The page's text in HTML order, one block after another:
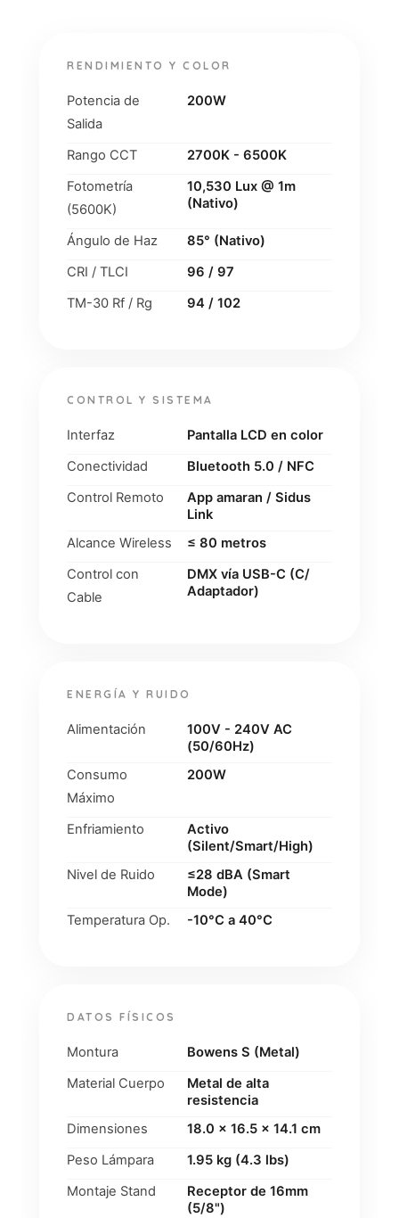
RENDIMIENTO Y COLOR
Potencia de
Salida
200W
Rango CCT
2700K - 6500K
Fotometría
(5600K)
10,530 Lux @ 1m
(Nativo)
Ángulo de Haz
85° (Nativo)
CRI / TLCI
96 / 97
TM-30 Rf / Rg
94 / 102
CONTROL Y SISTEMA
Interfaz
Pantalla LCD en color
Conectividad
Bluetooth 5.0 / NFC
Control Remoto
App amaran / Sidus
Link
Alcance Wireless
≤ 80 metros
Control con
Cable
DMX vía USB-C (C/
Adaptador)
ENERGÍA Y RUIDO
Alimentación
100V - 240V AC
(50/60Hz)
Consumo
Máximo
200W
Enfriamiento
Activo
(Silent/Smart/High)
Nivel de Ruido
≤28 dBA (Smart
Mode)
Temperatura Op.
-10°C a 40°C
DATOS FÍSICOS
Montura
Bowens S (Metal)
Material Cuerpo
Metal de alta
resistencia
Dimensiones
18.0 x 16.5 x 14.1 cm
Peso Lámpara
1.95 kg (4.3 lbs)
Montaje Stand
Receptor de 16mm
(5/8")